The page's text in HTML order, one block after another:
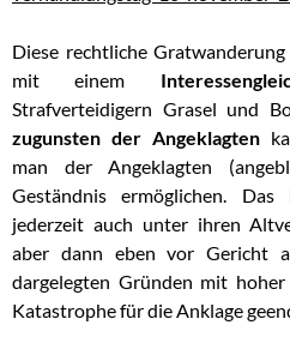
Diese rechtliche
mit einem
Strafverteidigern Grasel und
zugunsten der Angeklagten
man der Angeklagten
Geständnis ermöglichen.
jederzeit auch unter ihren
aber dann eben vor Gericht
dargelegten Gründen mit
Katastrophe für die Anklage